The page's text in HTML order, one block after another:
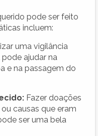
pode ser feito
incluem:
uma vigilância
ajudar na
e na passagem do
Fazer doações
causas que eram
ser uma bela